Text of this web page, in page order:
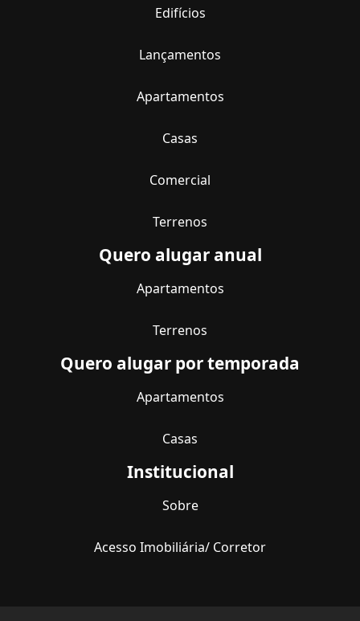
Edifícios
Lançamentos
Apartamentos
Casas
Comercial
Terrenos
Quero alugar anual
Apartamentos
Terrenos
Quero alugar por temporada
Apartamentos
Casas
Institucional
Sobre
Acesso Imobiliária/ Corretor